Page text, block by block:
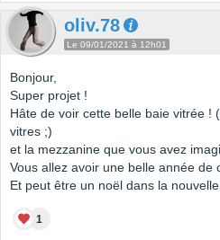
oliv.78
Le 09/01/2021 à 12h01
Bonjour,
Super projet !
Hâte de voir cette belle baie vitrée !
vitres ;)
et la mezzanine que vous avez
Vous allez avoir une belle année de
Et peut être un noël dans la
1